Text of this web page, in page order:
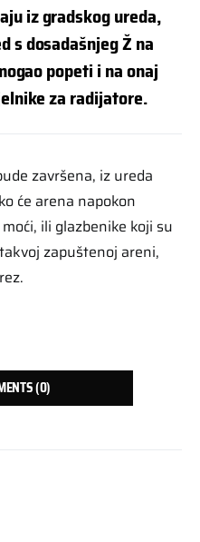
iz gradskog ureda,
s dosadašnjeg Ž na
popeti i na onaj
za radijatore.
završena, iz ureda
će arena napokon
ili glazbenike koji su
zapuštenoj areni,
(0)